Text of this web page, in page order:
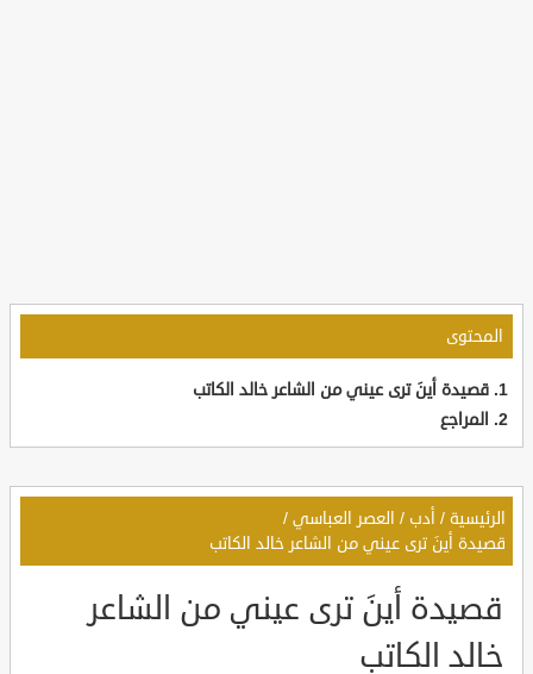
المحتوى
قصيدة أينَ ترى عيني من الشاعر خالد الكاتب
المراجع
الرئيسية / أدب / العصر العباسي /
قصيدة أينَ ترى عيني من الشاعر خالد الكاتب
قصيدة أينَ ترى عيني من الشاعر
خالد الكاتب